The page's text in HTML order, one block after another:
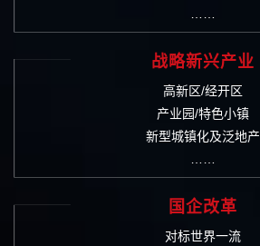
……
战略新兴产业
高新区/经开区
产业园/特色小镇
新型城镇化及泛地产
……
国企改革
对标世界一流